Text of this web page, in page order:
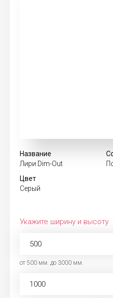
Название
Лири Dim-Out
Цвет
Серый
Укажите ширину и высоту
от 500 мм. до 3000 мм.